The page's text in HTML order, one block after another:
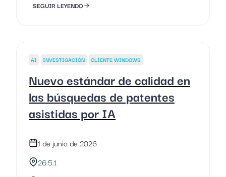
SEGUIR LEYENDO
AI INVESTIGACIÓN CLIENTE WINDOWS
Nuevo estándar de calidad en
las búsquedas de patentes
asistidas por IA
1 de junio de 2026
26.5.1